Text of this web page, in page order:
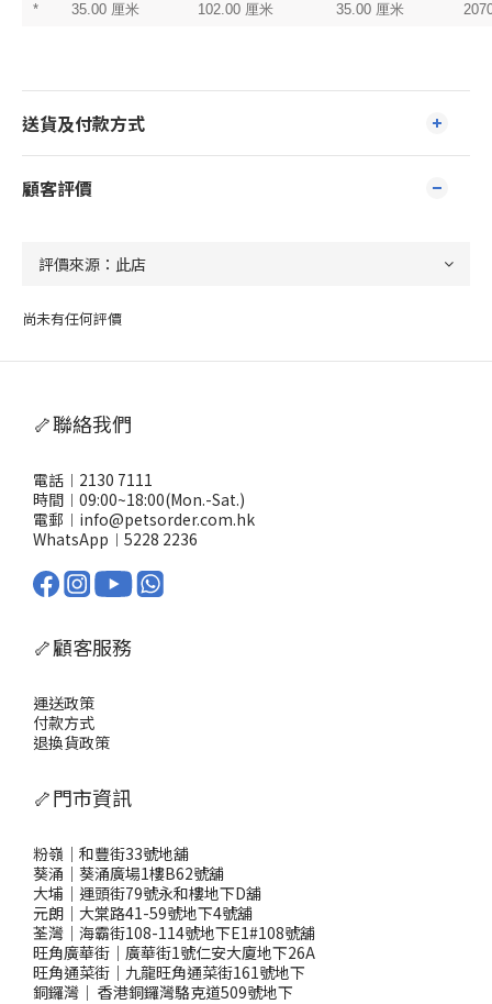
* 35.00 厘米 102.00 厘米 35.00 厘米
送貨及付款方式
顧客評價
尚未有任何評價
🦴聯絡我們
電話︱2130 7111
時間︱09:00~18:00(Mon.-Sat.)
電郵︱info@petsorder.com.hk
WhatsApp︱ 5228 2236
🦴顧客服務
運送政策
付款方式
退換貨政策
🦴門市資訊
粉嶺｜和豐街33號地舖
葵涌｜葵涌廣場1樓B62號舖
大埔｜運頭街79號永和樓地下D舖
元朗｜大棠路41-59號地下4號舖
荃灣｜海霸街108-114號地下E1#108號舖
旺角廣華街｜廣華街1號仁安大廈地下26A
旺角通菜街｜九龍旺角通菜街161號地下
銅鑼灣 ｜ 香港銅鑼灣駱克道509號地下